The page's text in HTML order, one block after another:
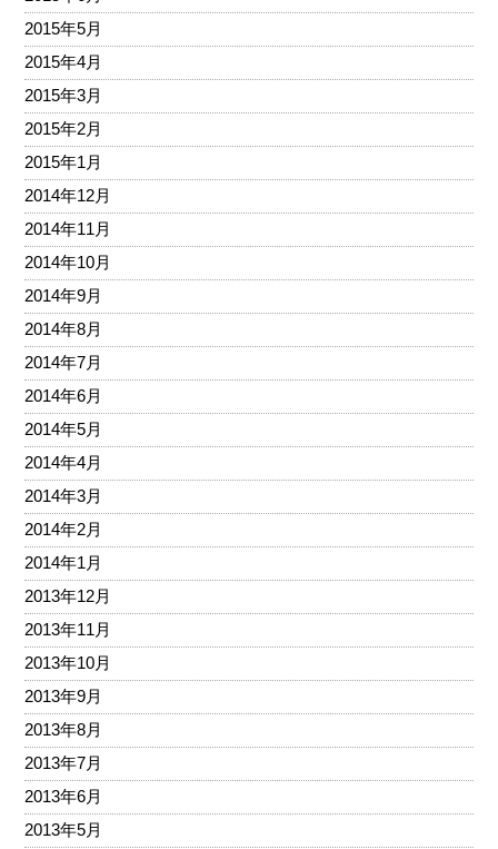
2015年5月
2015年4月
2015年3月
2015年2月
2015年1月
2014年12月
2014年11月
2014年10月
2014年9月
2014年8月
2014年7月
2014年6月
2014年5月
2014年4月
2014年3月
2014年2月
2014年1月
2013年12月
2013年11月
2013年10月
2013年9月
2013年8月
2013年7月
2013年6月
2013年5月